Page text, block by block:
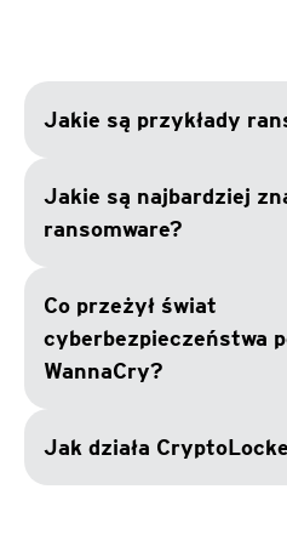
Jakie są przykłady
Jakie są najbardziej
ransomware?
Co przeżył świat
cyberbezpieczeństwa
WannaCry?
Jak działa